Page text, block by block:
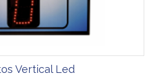
Vertical Led